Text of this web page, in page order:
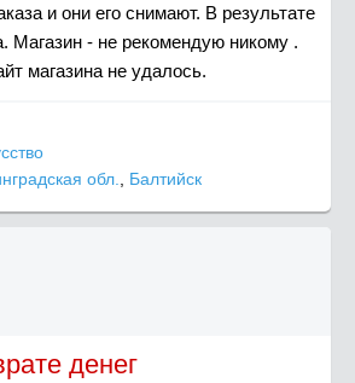
и они его снимают. В результате
Магазин - не рекомендую никому .
магазина не удалось.
обл. Балтийск
денег